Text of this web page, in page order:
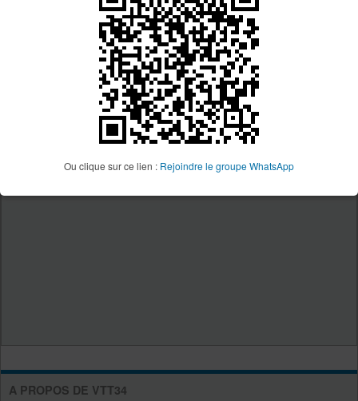
Ou clique sur ce lien : Rejoindre le groupe WhatsApp
A PROPOS DE VTT34